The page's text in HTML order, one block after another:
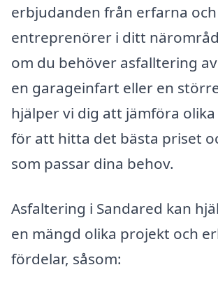
erbjudanden från erfarna
entreprenörer i ditt
om du behöver asfalltering
en garageinfart eller en
hjälper vi dig att jämföra
för att hitta det bästa priset
som passar dina behov.
Asfaltering i Sandared kan
en mängd olika projekt och
fördelar, såsom: